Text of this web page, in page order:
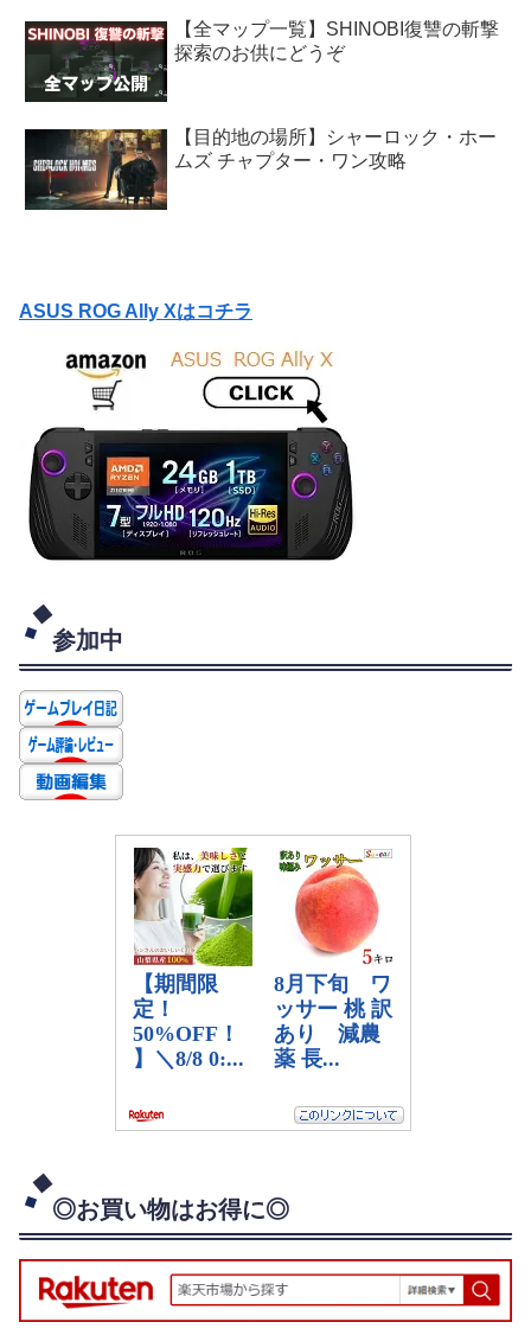
【全マップ一覧】SHINOBI復讐の斬撃
探索のお供にどうぞ
【目的地の場所】シャーロック・ホー
ムズ チャプター・ワン攻略
ASUS ROG Ally Xはコチラ
参加中
◎お買い物はお得に◎